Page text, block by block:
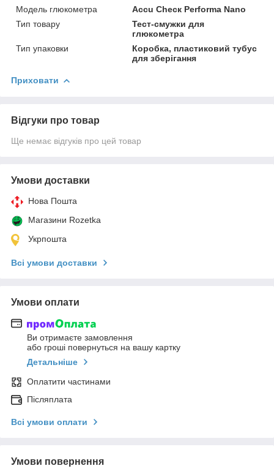
Модель глюкометра
Accu Сһеск Performa Nano
Тип товару
Тест-смужки для
глюкометра
Тип упаковки
Коробка, пластиковий тубус
для зберігання
Приховати
Відгуки про товар
Ще немає відгуків про цей товар
Умови доставки
Нова Пошта
Магазини Rozetka
Укрпошта
Всі умови доставки
Умови оплати
Ви отримаєте замовлення
або гроші повернуться на вашу картку
Детальніше
Оплатити частинами
Післяплата
Всі умови оплати
Умови повернення